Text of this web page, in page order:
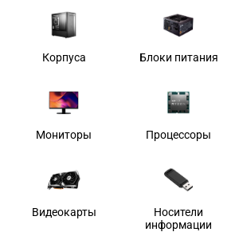
Корпуса Блоки питания
Мониторы Процессоры
Видеокарты
Носители
информации